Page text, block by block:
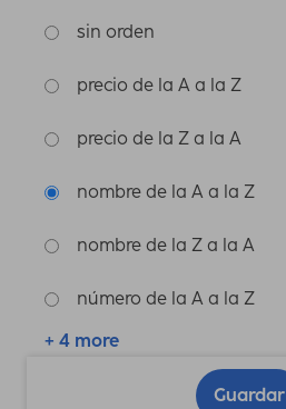
sin orden
precio de la A a la Z
precio de la Z a la A
nombre de la A a la Z
nombre de la Z a la A
número de la A a la Z
+ 4 more
Guardar